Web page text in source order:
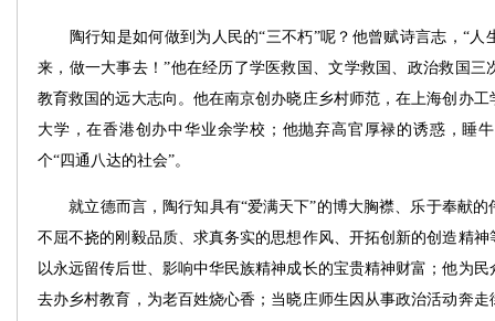
陶行知是如何做到为人民的“三不朽”呢？他曾赋诗言志，“人
来，做一大事去！”他在经历了学医救国、文学救国、政治救国三
教育救国的远大志向。他在南京创办晓庄乡村师范，在上海创办
大学，在香港创办中华业余学校；他抛弃高官厚禄的诱惑，睡
个“四通八达的社会”。
就立德而言，陶行知具有“爱满天下”的博大胸襟、乐于奉献的
不屈不挠的刚毅品质、求真务实的思想作风、开拓创新的创造精
以永远留传后世、影响中华民族精神成长的宝贵精神财富；他为
去办乡村教育，为老百姓烧心香；当晓庄师生因从事政治活动奔